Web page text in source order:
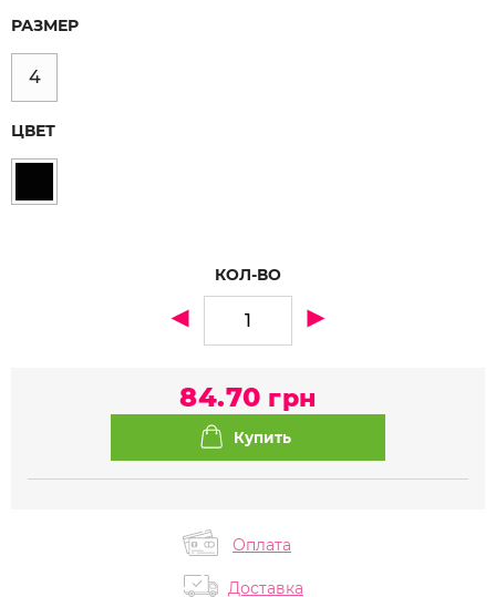
РАЗМЕР
4
ЦВЕТ
КОЛ-ВО
84.70 грн
Оплата
Доставка